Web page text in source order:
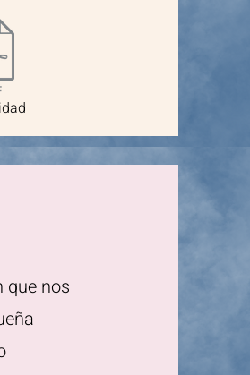
que nos